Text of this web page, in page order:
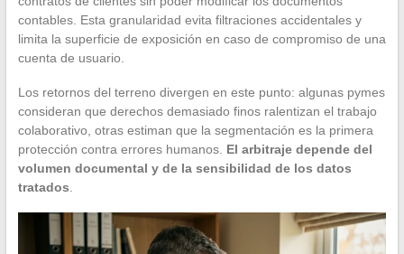
contables. Esta granularidad evita filtraciones accidentales y
limita la superficie de exposición en caso de compromiso de una
cuenta de usuario.
Los retornos del terreno divergen en este punto: algunas pymes
consideran que derechos demasiado finos ralentizan el trabajo
colaborativo, otras estiman que la segmentación es la primera
protección contra errores humanos. El arbitraje depende del
volumen documental y de la sensibilidad de los datos
tratados